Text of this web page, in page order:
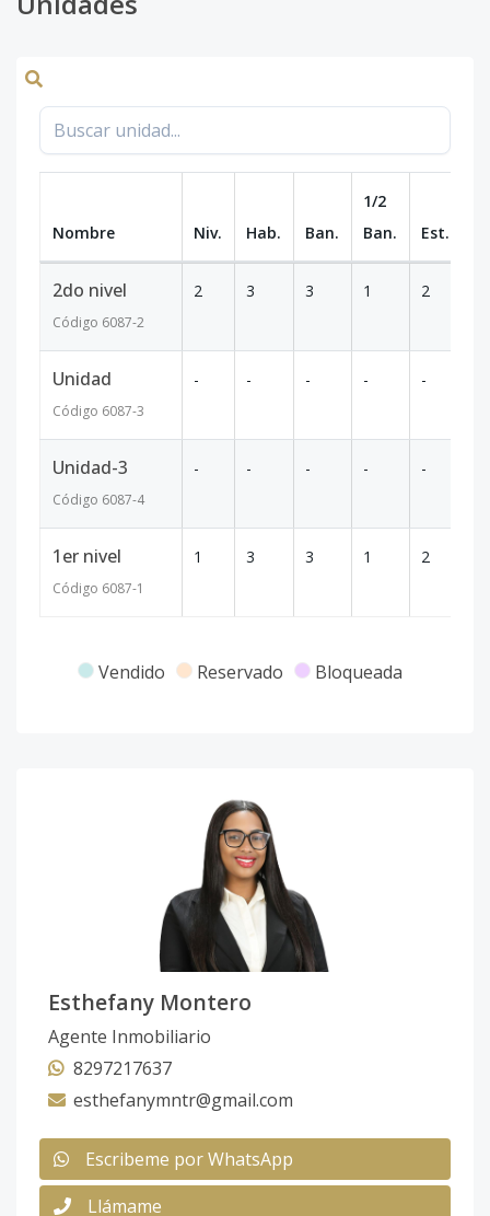
Nombre Niv. Hab. Ban.
1/2
Ban.
Est.
2do nivel
Código 6087-2
2 3 3 1 2
Unidad
Código 6087-3
- - - - -
Unidad-3
Código 6087-4
- - - - -
1er nivel
Código 6087-1
1 3 3 1 2
Vendido Reservado Bloqueada
Esthefany Montero
Agente Inmobiliario
8297217637
esthefanymntr@gmail.com
Escribeme por WhatsApp
Llámame